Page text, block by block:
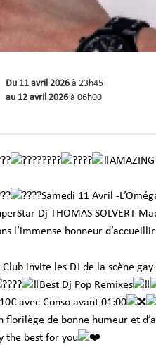
Du 11 avril 2026 à 23h45
au 12 avril 2026 à 06h00
AMAZING
Samedi 11 Avril -
Dj THOMAS SOLVERT-
l’immense honneur
Club invite les DJ de la scène
Best Dj Pop Remixes
10€ avec Conso avant 01:00
florilège de bonne humeur et
the best for you